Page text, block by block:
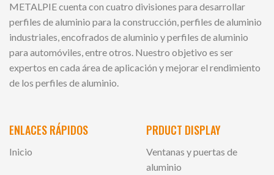
METALPIE cuenta con cuatro divisiones para desarrollar
perfiles de aluminio para la construcción, perfiles de aluminio
industriales, encofrados de aluminio y perfiles de aluminio
para automóviles, entre otros. Nuestro objetivo es ser
expertos en cada área de aplicación y mejorar el rendimiento
de los perfiles de aluminio.
ENLACES RÁPIDOS
Inicio
PRDUCT DISPLAY
Ventanas y puertas de
aluminio